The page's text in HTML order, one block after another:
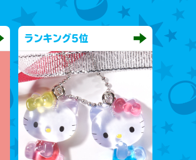
ランキング5位